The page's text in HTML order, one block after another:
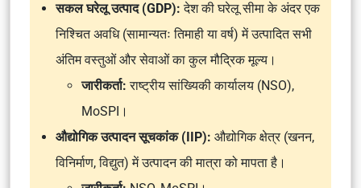
सकल घरेलू उत्पाद (GDP):देश की घरेलू सीमा के अंदर एक
निश्चित अवधि (सामान्यतः तिमाही या वर्ष) में उत्पादित सभी
अंतिम वस्तुओं और सेवाओं का कुल मौद्रिक मूल्य।
जारीकर्ता:राष्ट्रीय सांख्यिकी कार्यालय (NSO),
MoSPI।
औद्योगिक उत्पादन सूचकांक (IIP): औद्योगिक क्षेत्र (खनन,
विनिर्माण, विद्युत) में उत्पादन की मात्रा को मापता है।